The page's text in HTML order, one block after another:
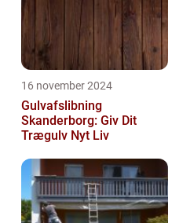
16 november 2024
Gulvafslibning
Skanderborg: Giv Dit
Trægulv Nyt Liv